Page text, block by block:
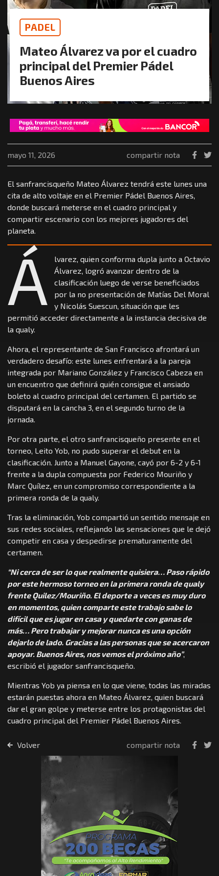
PADEL
Mateo Álvarez va por el cuadro
principal del Premier Pádel
Buenos Aires
mayo 11, 2026 compartir nota
El sanfrancisqueño Mateo Álvarez tendrá este lunes una
cita de alto voltaje en el Premier Pádel Buenos Aires,
donde buscará meterse en el cuadro principal y
compartir escenario con los mejores jugadores del
planeta.
Á
lvarez, quien conforma dupla junto a Octavio
Álvarez, logró avanzar dentro de la
clasificación luego de verse beneficiados
por la no presentación de Matías Del Moral
y Nicolás Suescun, situación que les
permitió acceder directamente a la instancia decisiva de
la qualy.
Ahora, el representante de San Francisco afrontará un
verdadero desafío: este lunes enfrentará a la pareja
integrada por Mariano González y Francisco Cabeza en
un encuentro que definirá quién consigue el ansiado
boleto al cuadro principal del certamen. El partido se
disputará en la cancha 3, en el segundo turno de la
jornada.
Por otra parte, el otro sanfrancisqueño presente en el
torneo, Leito Yob, no pudo superar el debut en la
clasificación. Junto a Manuel Gayone, cayó por 6-2 y 6-1
frente a la dupla compuesta por Federico Mouriño y
Marc Quílez, en un compromiso correspondiente a la
primera ronda de la qualy.
Tras la eliminación, Yob compartió un sentido mensaje en
sus redes sociales, reflejando las sensaciones que le dejó
competir en casa y despedirse prematuramente del
certamen.
“Ni cerca de ser lo que realmente quisiera… Paso rápido
por este hermoso torneo en la primera ronda de qualy
frente Quilez/Mouriño. El deporte a veces es muy duro
en momentos, quien comparte este trabajo sabe lo
difícil que es jugar en casa y quedarte con ganas de
más… Pero trabajar y mejorar nunca es una opción
dejarlo de lado. Gracias a las personas que se acercaron
apoyar. Buenos Aires, nos vemos el próximo año”,
escribió el jugador sanfrancisqueño.
Mientras Yob ya piensa en lo que viene, todas las miradas
estarán puestas ahora en Mateo Álvarez, quien buscará
dar el gran golpe y meterse entre los protagonistas del
cuadro principal del Premier Pádel Buenos Aires.
Volver compartir nota